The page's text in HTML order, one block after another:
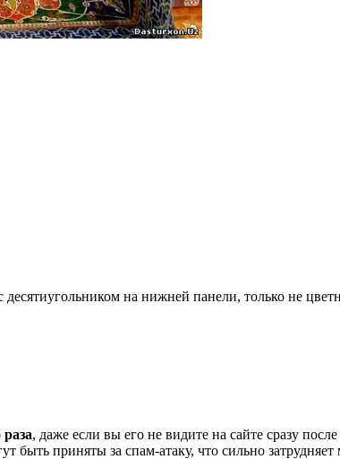
на нижней панели, только не
, даже если вы его не видите на сайте сразу
приняты за спам-атаку, что сильно